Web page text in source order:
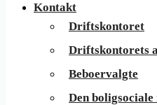
Kontakt
Driftskontoret
Driftskontorets
Beboervalgte
Den boligsociale